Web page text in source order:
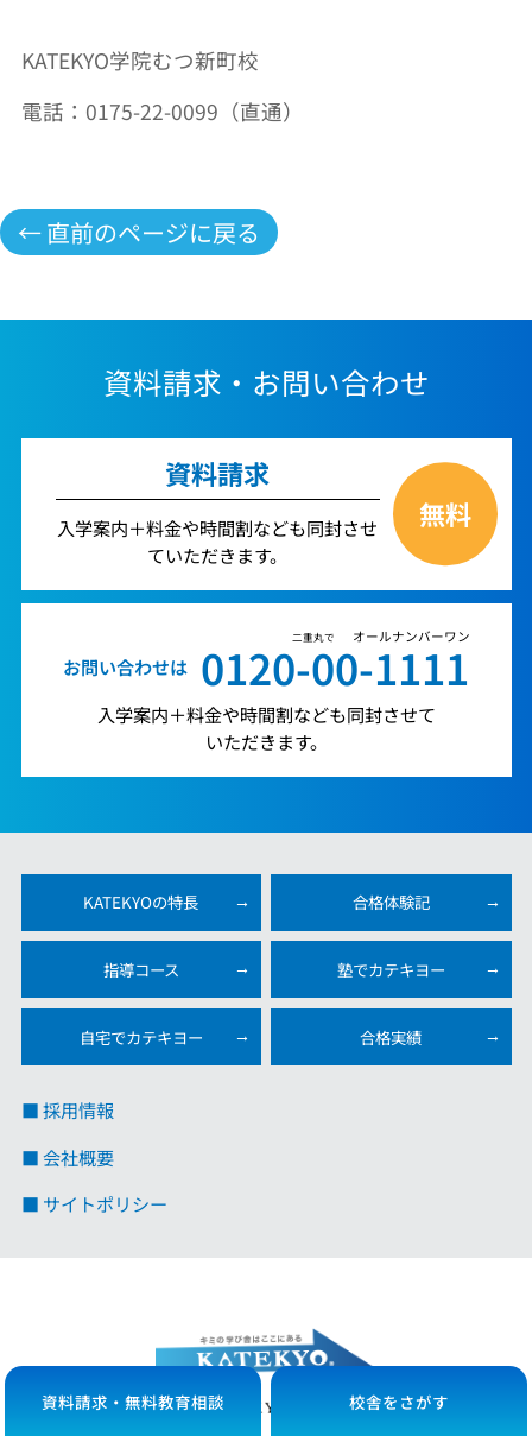
資料請求・無料教育相談 校舎をさがす
KATEKYO学院むつ新町校
電話：0175-22-0099（直通）
← 直前のページに戻る
資料請求・お問い合わせ
資料請求
入学案内＋料金や時間割なども同封させ
ていただきます。
無料
二重丸で オールナンバーワン
お問い合わせは 0120-00-1111
入学案内＋料金や時間割なども同封させて
いただきます。
KATEKYOの特長 合格体験記
指導コース 塾でカテキヨー
自宅でカテキヨー 合格実績
■ 採用情報
■ 会社概要
■ サイトポリシー
Copyright© 2025 All Rights Reserved.